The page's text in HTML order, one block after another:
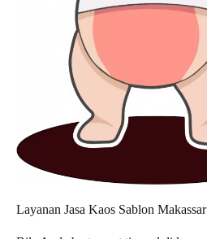
Layanan Jasa Kaos Sablon